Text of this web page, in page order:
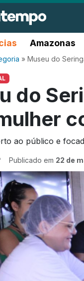
Amazonas
» Museu do
do
ao público e
Publicado em 22 de